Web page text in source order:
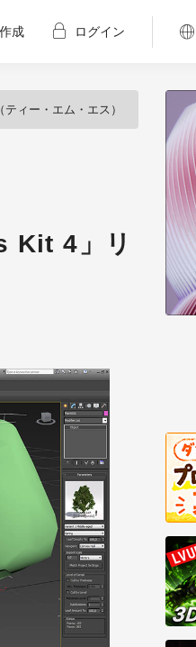
成 ログイン
ィー・エム・エス）
Kit 4」リ